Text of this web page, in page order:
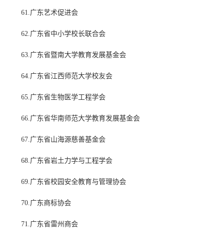
61.广东艺术促进会
62.广东省中小学校长联合会
63.广东省暨南大学教育发展基金会
64.广东省江西师范大学校友会
65.广东省生物医学工程学会
66.广东省华南师范大学教育发展基金会
67.广东省山海源慈善基金会
68.广东省岩土力学与工程学会
69.广东省校园安全教育与管理协会
70.广东商标协会
71.广东省雷州商会